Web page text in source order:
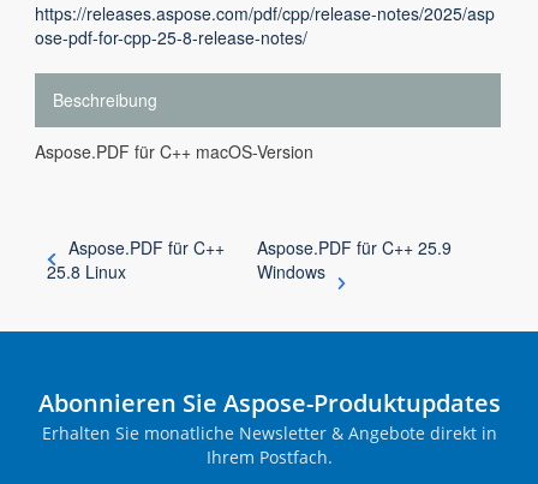
https://releases.aspose.com/pdf/cpp/release-notes/2025/asp
ose-pdf-for-cpp-25-8-release-notes/
Beschreibung
Aspose.PDF für C++ macOS-Version
Aspose.PDF für C++
25.8 Linux
Aspose.PDF für C++ 25.9
Windows
Abonnieren Sie Aspose-Produktupdates
Erhalten Sie monatliche Newsletter & Angebote direkt in
Ihrem Postfach.